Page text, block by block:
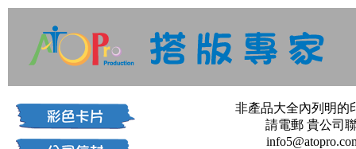
非產品大全內列明的
請電郵 貴公司